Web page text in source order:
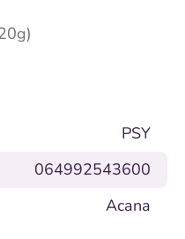
PSY
064992543600
Acana